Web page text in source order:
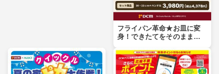
フライパン革命★お皿に変
身！できたてをそのまま食